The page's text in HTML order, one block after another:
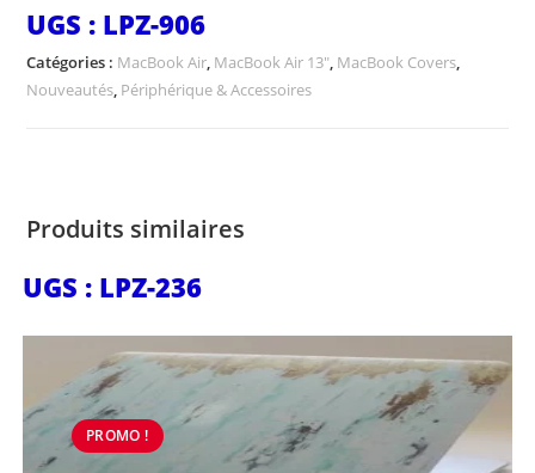
UGS : LPZ-906
Catégories : MacBook Air, MacBook Air 13", MacBook Covers,
Nouveautés, Périphérique & Accessoires
Produits similaires
UGS : LPZ-236
PROMO !